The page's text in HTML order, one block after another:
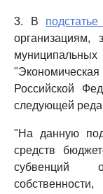
3. В
организациям,
Российской
следующей
"На данную
средств
субвенций